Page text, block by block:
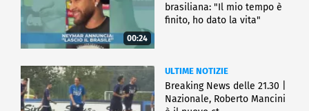
00:24
brasiliana: "Il mio tempo è
finito, ho dato la vita"
ULTIME NOTIZIE
Breaking News delle 21.30 |
Nazionale, Roberto Mancini